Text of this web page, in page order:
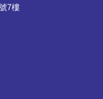
7樓